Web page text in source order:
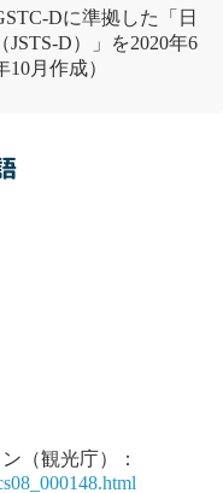
Dに準拠した「日
D）」を2020年6
月作成）
（観光庁）：